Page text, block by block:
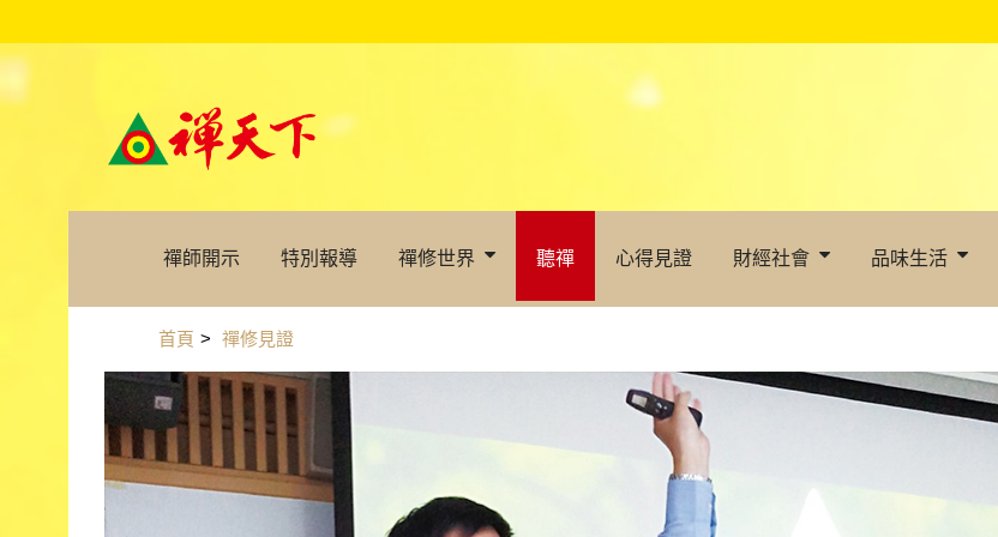
禪師開示 特別報導 禪修世界 聽禪 心得見證 財經社會 品味生活
首頁 > 禪修見證